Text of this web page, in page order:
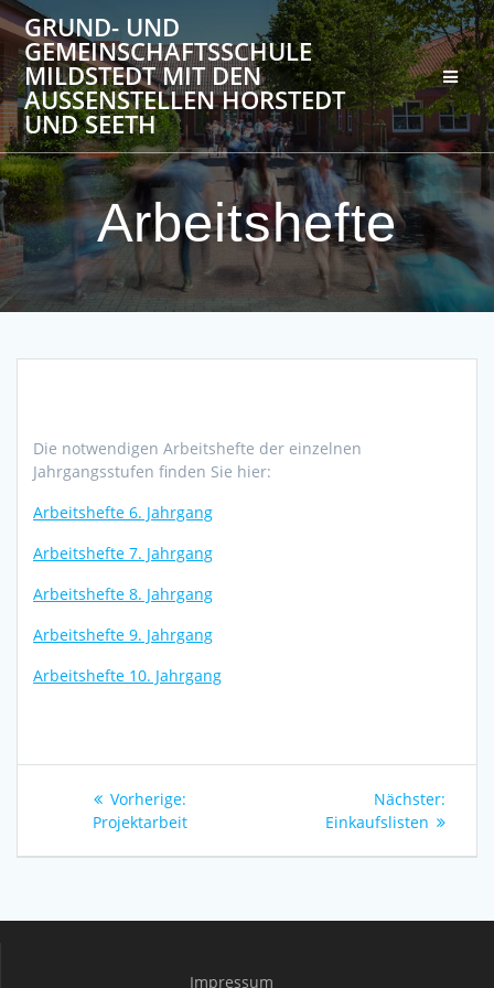
Zum
Inhalt
springen
GRUND- UND
GEMEINSCHAFTSSCHULE
MILDSTEDT MIT DEN
AUSSENSTELLEN HORSTEDT U
ND SEETH
Arbeitshefte
Die notwendigen Arbeitshefte der einzelnen
Jahrgangsstufen finden Sie hier:
Arbeitshefte 6. Jahrgang
Arbeitshefte 7. Jahrgang
Arbeitshefte 8. Jahrgang
Arbeitshefte 9. Jahrgang
Arbeitshefte 10. Jahrgang
Beitragsnavigation
Vorherige:Vorheriger
Beitrag:
Projektarbeit
Nächster:
Einkaufslisten
Impressum